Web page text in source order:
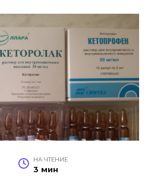
НА ЧТЕНИЕ
3 мин